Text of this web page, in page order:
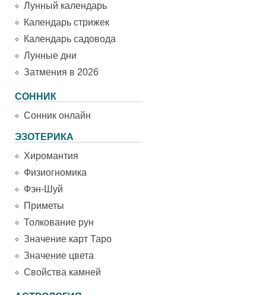
Лунный календарь
Календарь стрижек
Календарь садовода
Лунные дни
Затмения в 2026
СОННИК
Сонник онлайн
ЭЗОТЕРИКА
Хиромантия
Физиогномика
Фэн-Шуй
Приметы
Толкование рун
Значение карт Таро
Значение цвета
Свойства камней